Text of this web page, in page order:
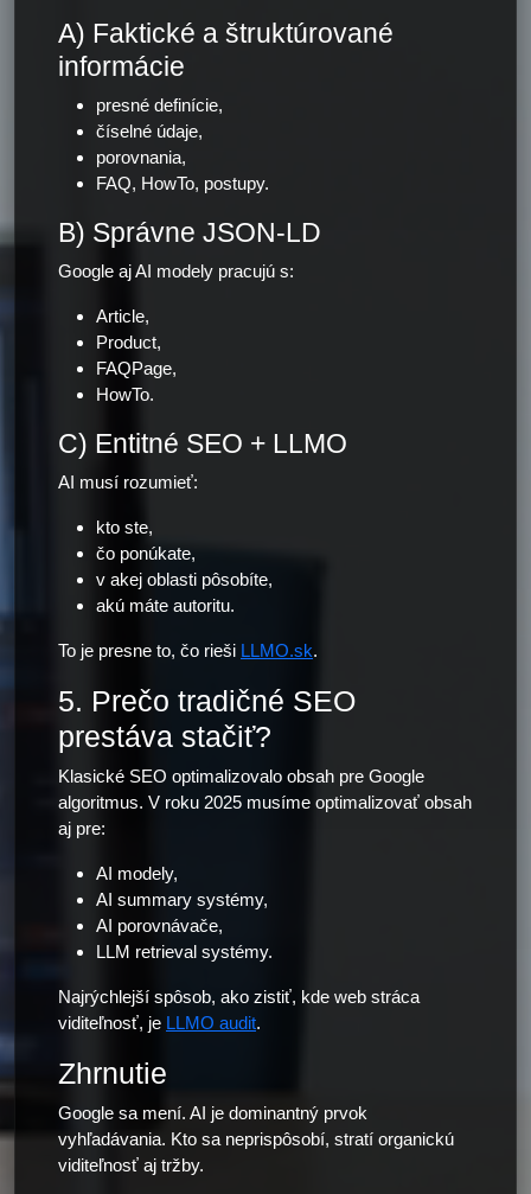
A) Faktické a štruktúrované
informácie
presné definície,
číselné údaje,
porovnania,
FAQ, HowTo, postupy.
B) Správne JSON-LD
Google aj AI modely pracujú s:
Article,
Product,
FAQPage,
HowTo.
C) Entitné SEO + LLMO
AI musí rozumieť:
kto ste,
čo ponúkate,
v akej oblasti pôsobíte,
akú máte autoritu.
To je presne to, čo rieši LLMO.sk.
5. Prečo tradičné SEO
prestáva stačiť?
Klasické SEO optimalizovalo obsah pre Google
algoritmus. V roku 2025 musíme optimalizovať obsah
aj pre:
AI modely,
AI summary systémy,
AI porovnávače,
LLM retrieval systémy.
Najrýchlejší spôsob, ako zistiť, kde web stráca
viditeľnosť, je LLMO audit.
Zhrnutie
Google sa mení. AI je dominantný prvok
vyhľadávania. Kto sa neprispôsobí, stratí organickú
viditeľnosť aj tržby.